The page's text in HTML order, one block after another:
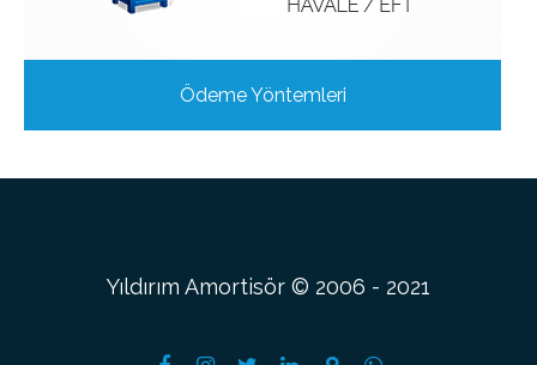
Ödeme Yöntemleri
Yıldırım Amortisör © 2006 - 2021